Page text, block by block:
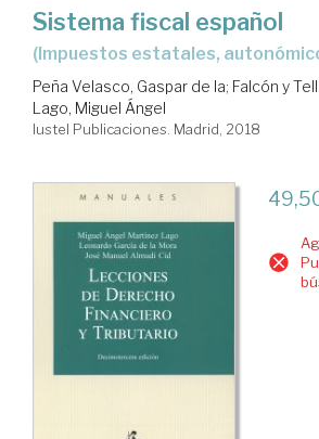
Sistema fiscal español
(impuestos estatales,
Peña Velasco, Gaspar de la; Falcón y
Lago, Miguel Ángel
Iustel Publicaciones. Madrid, 2018